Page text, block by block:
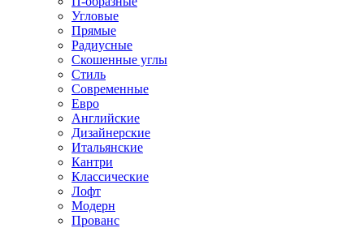
Угловые
Прямые
Радиусные
Скошенные углы
Стиль
Современные
Евро
Английские
Дизайнерские
Итальянские
Кантри
Классические
Лофт
Модерн
Прованс